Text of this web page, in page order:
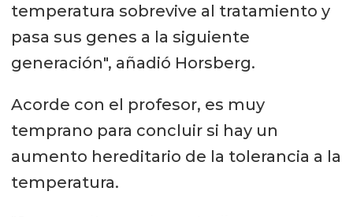
temperatura sobrevive al tratamiento y
pasa sus genes a la siguiente
generación", añadió Horsberg.
Acorde con el profesor, es muy
temprano para concluir si hay un
aumento hereditario de la tolerancia a la
temperatura.